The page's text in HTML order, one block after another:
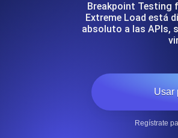
Breakpoint Testing
Extreme Load está
absoluto a las APIs,
Usar
Regístrate